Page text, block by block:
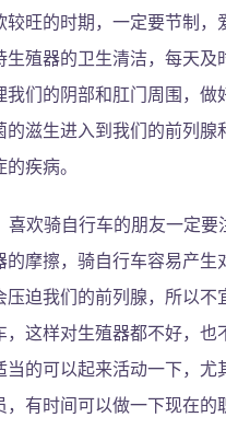
较旺的时期，一定要节制，
生殖器的卫生清洁，每天及
我们的阴部和肛门周围，做
的滋生进入到我们的前列腺
疾病。
骑自行车的朋友一定要
的摩擦，骑自行车容易产生
压迫我们的前列腺，所以不
，这样对生殖器都不好，也
当的可以起来活动一下，尤
，有时间可以做一下现在的